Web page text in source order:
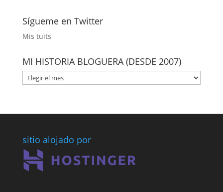
Sígueme en Twitter
Mis tuits
MI HISTORIA BLOGUERA (DESDE 2007)
MI
HISTORIA
sitio alojado por